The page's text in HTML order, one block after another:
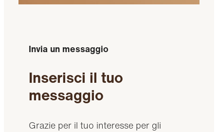
Invia un messaggio
Inserisci il tuo
messaggio
Grazie per il tuo interesse per gli